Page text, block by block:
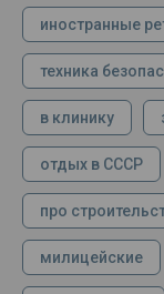
иностранные
техника
в клинику
отдых в СССР
про
милицейские